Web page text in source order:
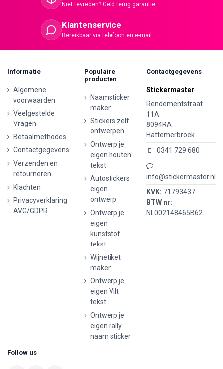
Niet tevreden? Geld terug garantie
Klantenservice
Bereikbaar via telefoon en e-mail
Informatie
Algemene
voorwaarden
Veelgestelde
Vragen
Betaalmethodes
Contactgegevens
Verzenden en
retourneren
Klachten
Privacyverklaring
AVG/GDPR
Populaire
producten
Naamsticker
maken
Stickers zelf
ontwerpen
Ontwerp je
eigen houten
tekst
Autostickers
eigen
ontwerp
Ontwerp je
eigen
kunststof
tekst
Wijnetiket
maken
Ontwerp je
eigen Vilt
tekst
Ontwerp je
eigen rally
naam sticker
Contactgegevens
Stickermaster
Rendementstraat
11A
8094RA
Hattemerbroek
0341 729 680
info@stickermaster.nl
KVK: 71793437
BTW nr:
NL002148465B62
Follow us